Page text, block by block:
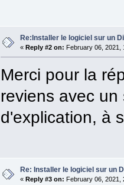
Re:Installer le logiciel sur un
« Reply #2 on: February 06, 2021,
Merci pour la
reviens avec
d'explication, à
Re: Installer le logiciel sur un
« Reply #3 on: February 06, 2021,